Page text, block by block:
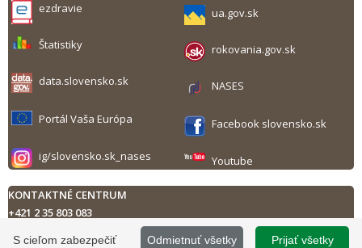
ezdravie ua.gov.sk
Štatistiky rokovania.gov.sk
data.slovensko.sk NASES
Portál Vaša Európa Facebook slovensko.sk
ig/slovensko.sk_nases Youtube
KONTAKTNÉ CENTRUM
+421 2 35 803 083
Prijať všetky
Odmietnuť všetky
S cieľom zabezpečiť